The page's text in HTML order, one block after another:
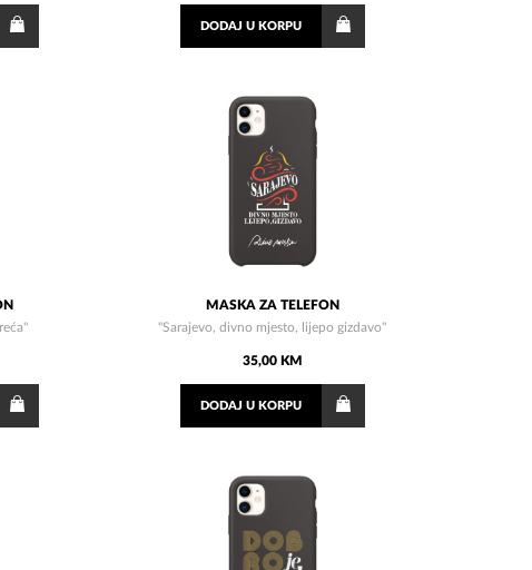
DODAJU KORPU
MASKA ZA TELEFON
"Sarajevo, divno mjesto, lijepo gizdavo"
35,00 KM
DODAJU KORPU